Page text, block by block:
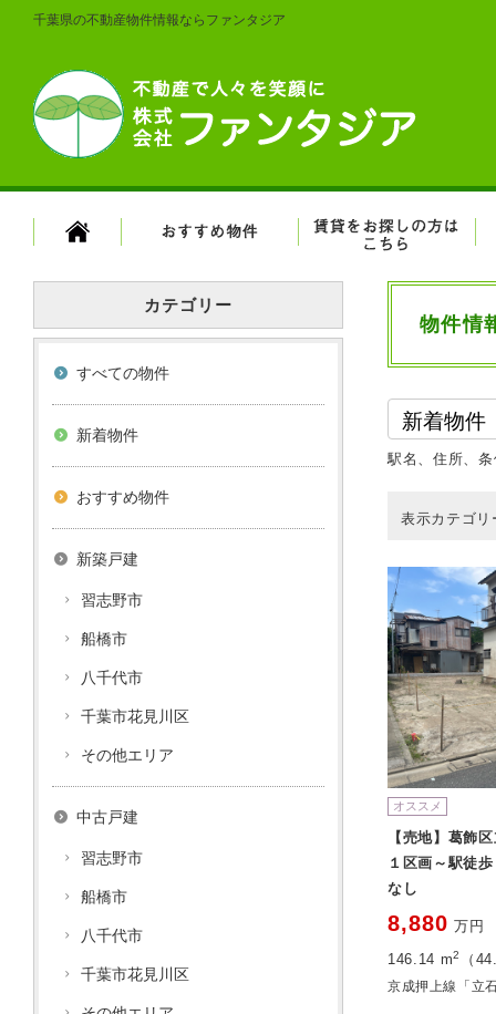
千葉県の不動産物件情報ならファンタジア
物件情
駅名、住所、
表示カテゴリ
オススメ
【売地】葛飾
１区画～駅徒
なし
8,880 万円
146.14 m2 （
京成押上線「立
カテゴリー
すべての物件
新着物件
おすすめ物件
新築戸建
習志野市
船橋市
八千代市
千葉市花見川区
その他エリア
中古戸建
習志野市
船橋市
八千代市
千葉市花見川区